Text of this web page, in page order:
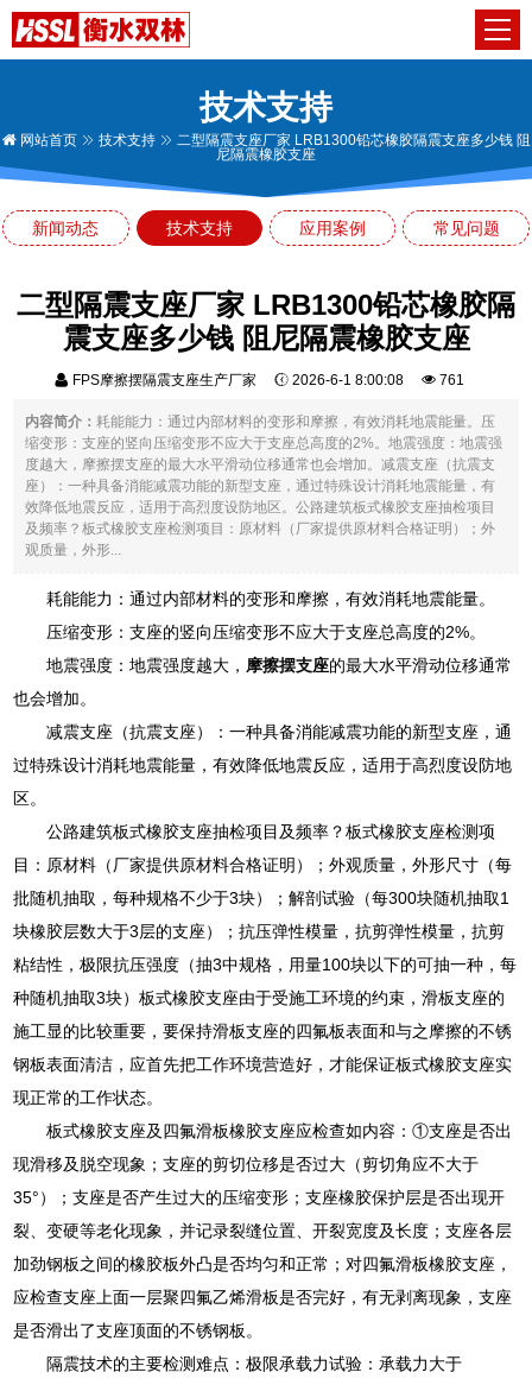
技术支持
网站首页 技术支持
二型隔震支座厂家 LRB1300铅芯橡胶隔震支座多少钱 阻
尼隔震橡胶支座
新闻动态 技术支持 应用案例 常见问题
二型隔震支座厂家 LRB1300铅芯橡胶隔
震支座多少钱 阻尼隔震橡胶支座
FPS摩擦摆隔震支座生产厂家 2026-6-1 8:00:08 761
内容简介：耗能能力：通过内部材料的变形和摩擦，有效消耗地震能量。压
缩变形：支座的竖向压缩变形不应大于支座总高度的2%。地震强度：地震强
度越大，摩擦摆支座的最大水平滑动位移通常也会增加。减震支座（抗震支
座）：一种具备消能减震功能的新型支座，通过特殊设计消耗地震能量，有
效降低地震反应，适用于高烈度设防地区。公路建筑板式橡胶支座抽检项目
及频率？板式橡胶支座检测项目：原材料（厂家提供原材料合格证明）；外
观质量，外形...
耗能能力：通过内部材料的变形和摩擦，有效消耗地震能量。
压缩变形：支座的竖向压缩变形不应大于支座总高度的2%。
地震强度：地震强度越大， 摩擦摆支座的最大水平滑动位移通常
也会增加。
减震支座（抗震支座）：一种具备消能减震功能的新型支座，通
过特殊设计消耗地震能量，有效降低地震反应，适用于高烈度设防地
区。
公路建筑板式橡胶支座抽检项目及频率？板式橡胶支座检测项
目：原材料（厂家提供原材料合格证明）；外观质量，外形尺寸（每
批随机抽取，每种规格不少于3块）；解剖试验（每300块随机抽取1
块橡胶层数大于3层的支座）；抗压弹性模量，抗剪弹性模量，抗剪
粘结性，极限抗压强度（抽3中规格，用量100块以下的可抽一种，每
种随机抽取3块）板式橡胶支座由于受施工环境的约束，滑板支座的
施工显的比较重要，要保持滑板支座的四氟板表面和与之摩擦的不锈
钢板表面清洁，应首先把工作环境营造好，才能保证板式橡胶支座实
现正常的工作状态。
板式橡胶支座及四氟滑板橡胶支座应检查如内容：①支座是否出
现滑移及脱空现象；支座的剪切位移是否过大（剪切角应不大于
35°）；支座是否产生过大的压缩变形；支座橡胶保护层是否出现开
裂、变硬等老化现象，并记录裂缝位置、开裂宽度及长度；支座各层
加劲钢板之间的橡胶板外凸是否均匀和正常；对四氟滑板橡胶支座，
应检查支座上面一层聚四氟乙烯滑板是否完好，有无剥离现象，支座
是否滑出了支座顶面的不锈钢板。
隔震技术的主要检测难点：极限承载力试验：承载力大于